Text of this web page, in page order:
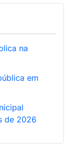
na
em
de 2026